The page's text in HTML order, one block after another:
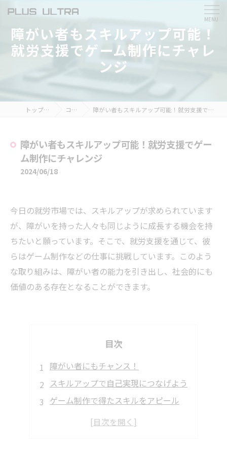
障がい者もスキルアップ可能！
就労支援でゲーム制作にチャレ
ンジ
トップページ コラム 障がい者もスキルアップ可能！就労支援でゲーム制作にチャレンジ
障がい者もスキルアップ可能！就労支援でゲー
ム制作にチャレンジ
2024/06/18
今日の就労市場では、スキルアップが求められています
が、障がいを持った人々も同じように成長する機会を持
ちたいと願っています。そこで、就労支援を通じて、彼
らはゲーム制作などの仕事に挑戦しています。このよう
な取り組みは、障がい者の能力を引き出し、社会的にも
価値のある存在となることができます。
目次
障がい者にもチャンス！
スキルアップで自己実現につなげよう
ゲーム制作で得たスキルをアピール
障がい者の進む道を拓く